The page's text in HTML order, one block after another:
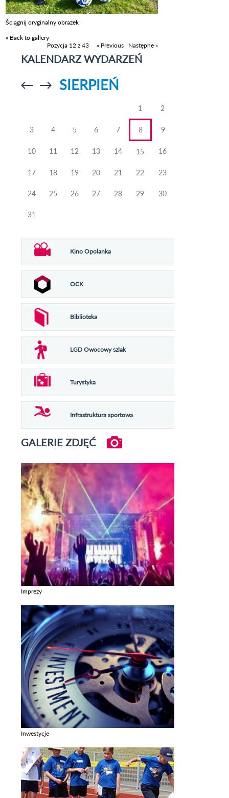
Ściągnij oryginalny obrazek
« Back to gallery
Pozycja 12 z 43
« Previous | Następne »
KALENDARZ WYDARZEŃ
Przejdź doPrzejdź do
SIERPIEŃ
1 2
3 4 5 6 7 8 9
10 11 12 13 14 15 16
17 18 19 20 21 22 23
24 25 26 27 28 29 30
31
Kino Opolanka
OCK
Biblioteka
LGD Owocowy szlak
Turystyka
Infrastruktura sportowa
GALERIE ZDJĘĆ
Imprezy
Inwestycje